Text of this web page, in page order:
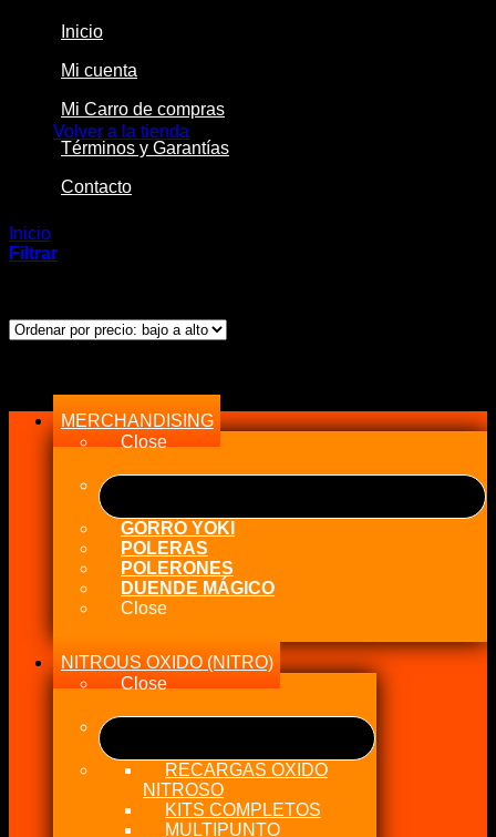
Volver a la tienda
Inicio
Mi cuenta
Mi Carro de compras
Términos y Garantías
Contacto
Inicio
Filtrar
MERCHANDISING
Close
GORRO YOKI
POLERAS
POLERONES
DUENDE MÁGICO
Close
NITROUS OXIDO (NITRO)
Close
RECARGAS OXIDO
NITROSO
KITS COMPLETOS
MULTIPUNTO